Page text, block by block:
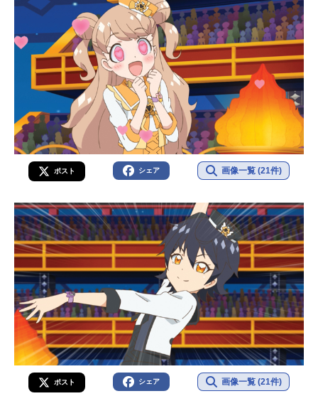
ポスト シェア 画像一覧 (21件)
ポスト シェア 画像一覧 (21件)